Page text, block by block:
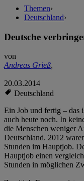
Themen›
Deutschland›
Deutsche
von
Andreas Grieß,
20.03.2014
Deutschland
Ein Job und fertig – das
auch heute noch. In
die Menschen weniger
Deutschland. 2012
Stunden im Hauptjob.
Hauptjob einen
Stunden in möglichen